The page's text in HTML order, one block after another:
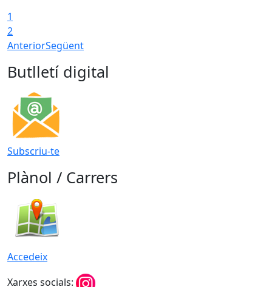
1
2
AnteriorSegüent
Butlletí digital
Subscriu-te
Plànol / Carrers
Accedeix
Xarxes socials: